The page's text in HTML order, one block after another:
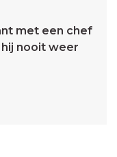
met een chef
nooit weer